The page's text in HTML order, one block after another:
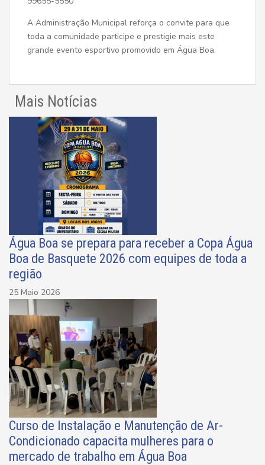
A Administração Municipal reforça o convite para que
toda a comunidade participe e prestigie mais este
grande evento esportivo promovido em Água Boa.
Mais Notícias
Água Boa se prepara para receber a Copa Água
Boa de Basquete 2026 com equipes de toda a
região
25 Maio 2026
Curso de Instalação e Manutenção de Ar-
Condicionado capacita mulheres para o
mercado de trabalho em Água Boa